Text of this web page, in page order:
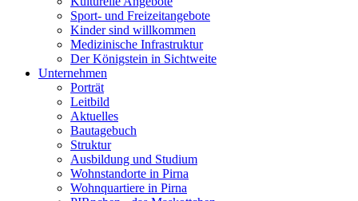
Sport- und Freizeitangebote
Kinder sind willkommen
Medizinische Infrastruktur
Der Königstein in Sichtweite
Unternehmen
Porträt
Leitbild
Aktuelles
Bautagebuch
Struktur
Ausbildung und Studium
Wohnstandorte in Pirna
Wohnquartiere in Pirna